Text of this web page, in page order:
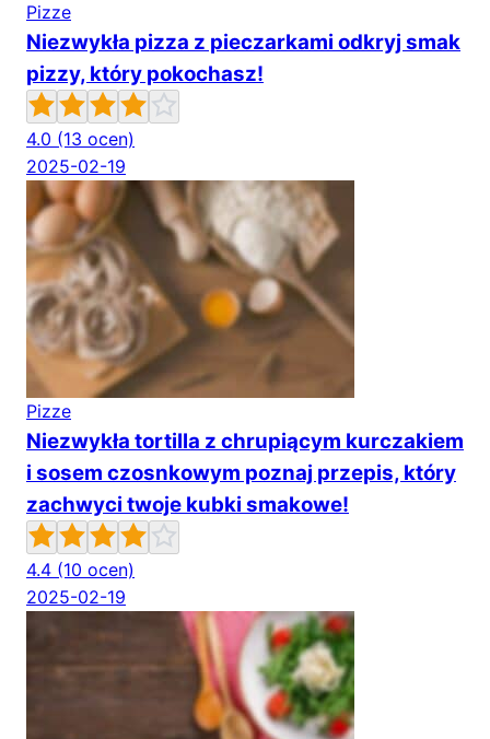
Pizze
Niezwykła pizza z pieczarkami odkryj smak
pizzy, który pokochasz!
4.0 (13 ocen)
2025-02-19
Pizze
Niezwykła tortilla z chrupiącym kurczakiem
i sosem czosnkowym poznaj przepis, który
zachwyci twoje kubki smakowe!
4.4 (10 ocen)
2025-02-19